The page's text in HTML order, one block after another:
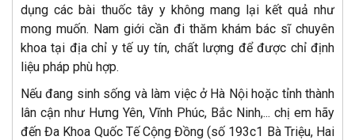
dụng các bài thuốc tây y không mang lại kết quả như
mong muốn. Nam giới cần đi thăm khám bác sĩ chuyên
khoa tại địa chỉ y tế uy tín, chất lượng để được chỉ định
liệu pháp phù hợp.
Nếu đang sinh sống và làm việc ở Hà Nội hoặc tỉnh thành
lân cận như Hưng Yên, Vĩnh Phúc, Bắc Ninh,... chị em hãy
đến Đa Khoa Quốc Tế Cộng Đồng (số 193c1 Bà Triệu, Hai